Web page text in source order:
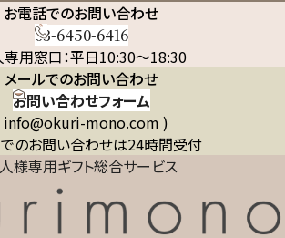
お電話でのお問い合わせ
03-6450-6416
用窓口：平日10:30～18:30
メールでのお問い合わせ
お問い合わせフォーム
info@okuri-mono.com )
のお問い合わせは24時間受付
様専用ギフト総合サービス